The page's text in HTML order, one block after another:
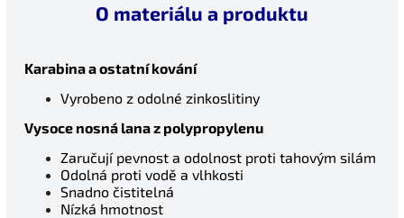
O materiálu a produktu
Karabina a ostatní kování
Vyrobeno z odolné zinkoslitiny
Vysoce nosná lana z polypropylenu
Zaručují pevnost a odolnost proti tahovým silám
Odolná proti vodě a vlhkosti
Snadno čistitelná
Nízká hmotnost